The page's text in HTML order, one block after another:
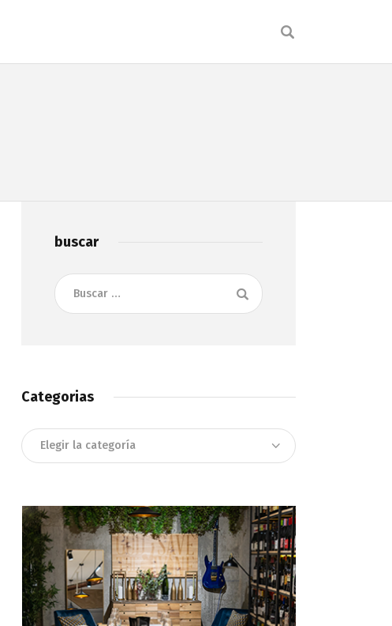
buscar
Buscar:
Categorias
Categorias